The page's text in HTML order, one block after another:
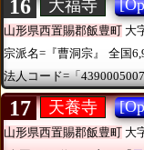
16 大福寺
山形県西置賜郡飯豊町 大
宗派名=『曹洞宗』
全国
法人コード=「
17 天養寺
山形県西置賜郡飯豊町 大